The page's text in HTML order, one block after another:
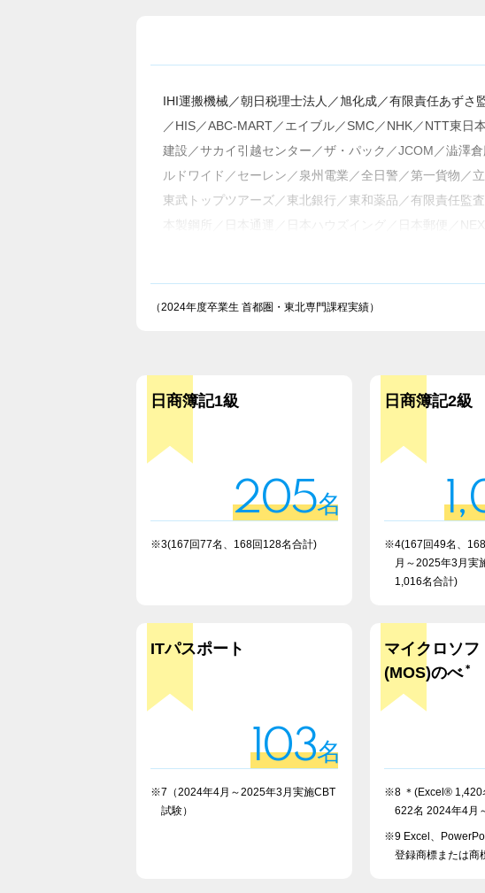
IHI運搬機械／朝日税理士法人／旭化成／有限責任あずさ
／HIS／ABC-MART／エイブル／SMC／NHK／NTT東
建設／サカイ引越センター／ザ・パック／JCOM／澁澤
ルドワイド／セーレン／泉州電業／全日警／第一貨物／
東武トップツアーズ／東北銀行／東和薬品／有限責任監
本製鋼所／日本通運／日本ハウズイング／日本郵便／
谷化学工業／みずほファクター／三井不動産商業マネジ
（2024年度卒業生 首都圏・東北専門課程実績）
日商簿記1級
205名
※3(167回77名、168回128名合計)
日商簿記2級
※4(167回49名、
月～2025年3月実
1,016名合計)
ITパスポート
103名
※7（2024年4月～2025年3月実施CBT
試験）
マイクロソフ
(MOS)のべ ＊
※8 ＊(Excel® 1,420
622名 2024年4月
※9 Excel、
登録商標または商